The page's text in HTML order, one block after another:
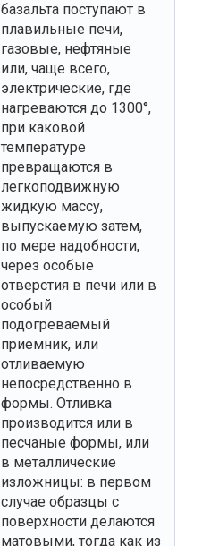
базальта поступают в
плавильные печи,
газовые, нефтяные
или, чаще всего,
электрические, где
нагреваются до 1300°,
при каковой
температуре
превращаются в
легкоподвижную
жидкую массу,
выпускаемую затем,
по мере надобности,
через особые
отверстия в печи или в
особый
подогреваемый
приемник, или
отливаемую
непосредственно в
формы. Отливка
производится или в
песчаные формы, или
в металлические
изложницы: в первом
случае образцы с
поверхности делаются
матовыми, тогда как из